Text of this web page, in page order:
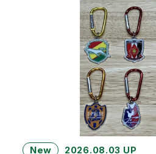
New 2026.08.03 UP